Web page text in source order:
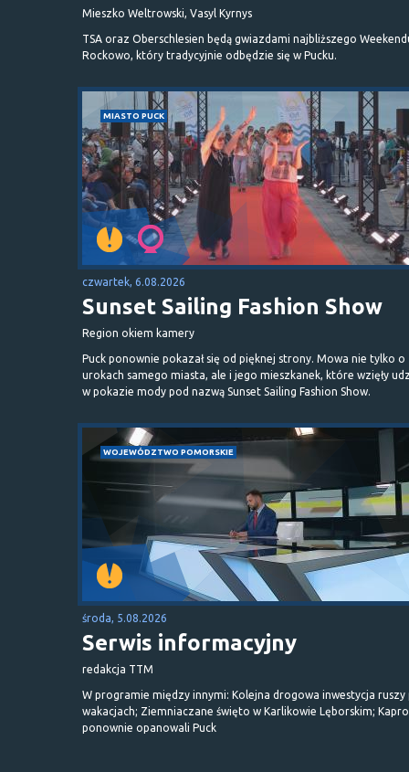
Mieszko Weltrowski, Vasyl Kyrnys
TSA oraz Oberschlesien będą gwiazdami najbliższego
Rockowo, który tradycyjnie odbędzie się w Pucku.
MIASTO PUCK
czwartek, 6.08.2026
Sunset Sailing Fashion Show
Region okiem kamery
Puck ponownie pokazał się od pięknej strony. Mowa nie tylko o
urokach samego miasta, ale i jego mieszkanek, które wzięły
w pokazie mody pod nazwą Sunset Sailing Fashion Show.
WOJEWÓDZTWO POMORSKIE
środa, 5.08.2026
Serwis informacyjny
redakcja TTM
W programie między innymi: Kolejna drogowa inwestycja ruszy
wakacjach; Ziemniaczane święto w Karlikowie Lęborskim;
ponownie opanowali Puck